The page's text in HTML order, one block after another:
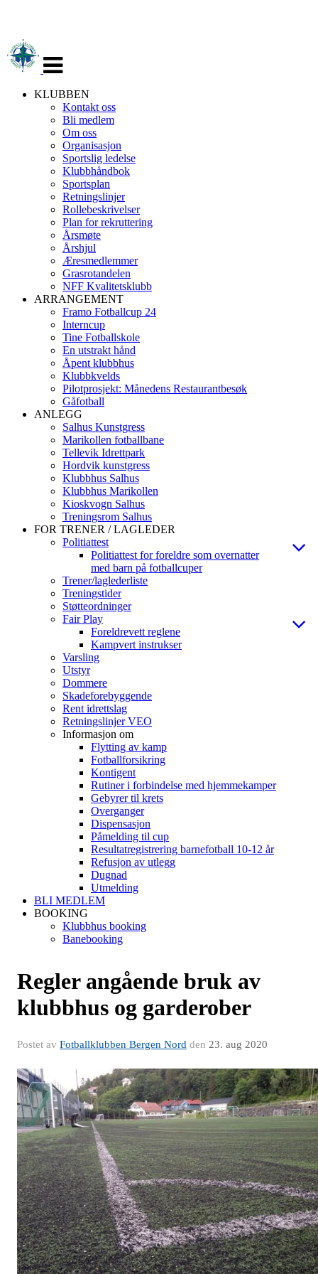
navigasjon
KLUBBEN
Kontakt oss
Bli medlem
Om oss
Organisasjon
Sportslig ledelse
Klubbhåndbok
Sportsplan
Retningslinjer
Rollebeskrivelser
Plan for rekruttering
Årsmøte
Årshjul
Æresmedlemmer
Grasrotandelen
NFF Kvalitetsklubb
ARRANGEMENT
Framo Fotballcup 24
Interncup
Tine Fotballskole
En utstrakt hånd
Åpent klubbhus
Klubbkvelds
Pilotprosjekt: Månedens Restaurantbesøk
Gåfotball
ANLEGG
Salhus Kunstgress
Marikollen fotballbane
Tellevik Idrettpark
Hordvik kunstgress
Klubbhus Salhus
Klubbhus Marikollen
Kioskvogn Salhus
Treningsrom Salhus
FOR TRENER / LAGLEDER
Politiattest
Politiattest for foreldre som overnatter
med barn på fotballcuper
Trener/laglederliste
Treningstider
Støtteordninger
Fair Play
Foreldrevett reglene
Kampvert instrukser
Varsling
Utstyr
Dommere
Skadeforebyggende
Rent idrettslag
Retningslinjer VEO
Informasjon om
Flytting av kamp
Fotballforsikring
Kontigent
Rutiner i forbindelse med hjemmekamper
Gebyrer til krets
Overganger
Dispensasjon
Påmelding til cup
Resultatregistrering barnefotball 10-12 år
Refusjon av utlegg
Dugnad
Utmelding
BLI MEDLEM
BOOKING
Klubbhus booking
Banebooking
Regler angående bruk av
klubbhus og garderober
Postet av Fotballklubben Bergen Nord den 23. aug 2020